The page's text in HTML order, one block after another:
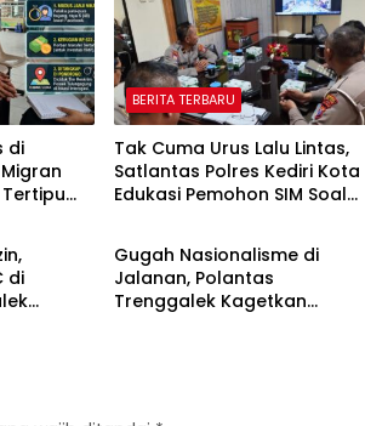
di
BERITA TERBARU
Tak Cuma Urus Lalu Lintas,
Satlantas Polres Kediri Kota
Edukasi Pemohon SIM Soal
di
BERITA TERBARU
Gugah Nasionalisme di
Jalanan, Polantas
Trenggalek Kagetkan